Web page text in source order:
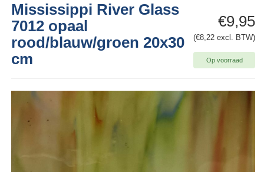
€9,95
(€8,22 excl. BTW)
Op voorraad
Mississippi River Glass
7012 opaal
rood/blauw/groen 20x30
cm